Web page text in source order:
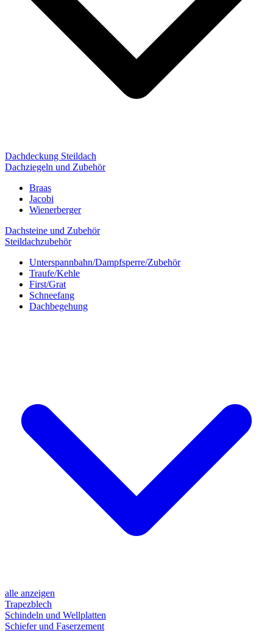
Dachdeckung Steildach
Dachziegeln und Zubehör
Braas
Jacobi
Wienerberger
Dachsteine und Zubehör
Steildachzubehör
Unterspannbahn/Dampfsperre/Zubehör
Traufe/Kehle
First/Grat
Schneefang
Dachbegehung
alle anzeigen
Trapezblech
Schindeln und Wellplatten
Schiefer und Faserzement